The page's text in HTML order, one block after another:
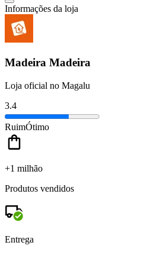
Informações da loja
Madeira Madeira
Loja oficial no Magalu
3.4
RuimÓtimo
+1 milhão
Produtos vendidos
Entrega